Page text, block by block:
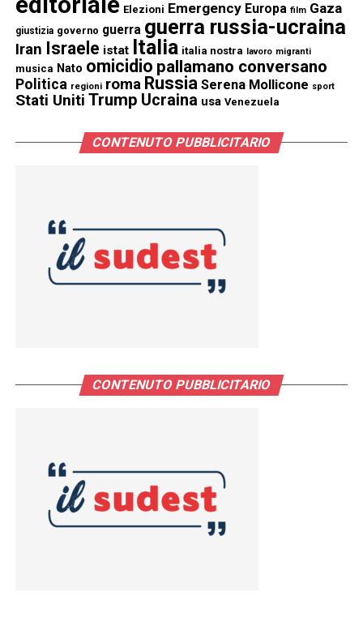
Elezioni Emergency Europa film Gaza
giustizia governo guerra guerra russia-ucraina
Iran Israele istat Italia italia nostra lavoro migranti
musica Nato omicidio pallamano conversano
Politica regioni roma Russia Serena Mollicone sport
Stati Uniti Trump Ucraina usa Venezuela
CONTENUTO PUBBLICITARIO
CONTENUTO PUBBLICITARIO